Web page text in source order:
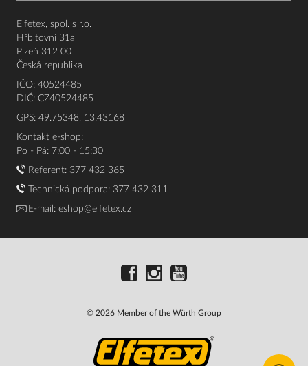
Elfetex, spol. s r.o.
Hřbitovní 31a
Plzeň 312 00
Česká republika
IČO: 40524485
DIČ: CZ40524485
GPS: 49.75348, 13.43168
Kontakt e-shop:
Po - Pá: 7:00 - 15:30
Referent: 377 432 365
Technická podpora: 377 432 311
E-mail: eshop@elfetex.cz
© 2026 Member of the Würth Group